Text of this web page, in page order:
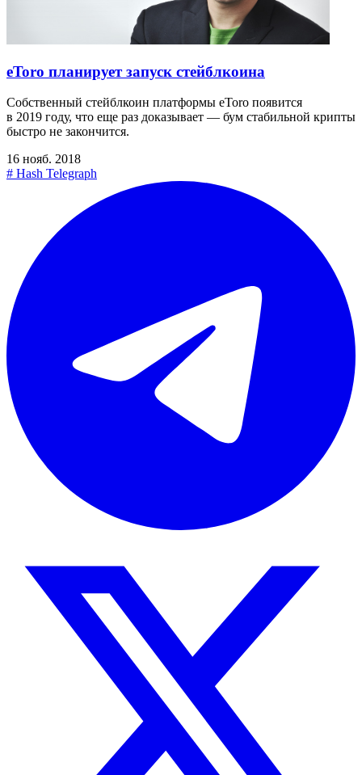
eToro планирует запуск стейблкоина
Собственный стейблкоин платформы eToro появится
в 2019 году, что еще раз доказывает — бум стабильной крипты
быстро не закончится.
16 нояб. 2018
# Hash Telegraph